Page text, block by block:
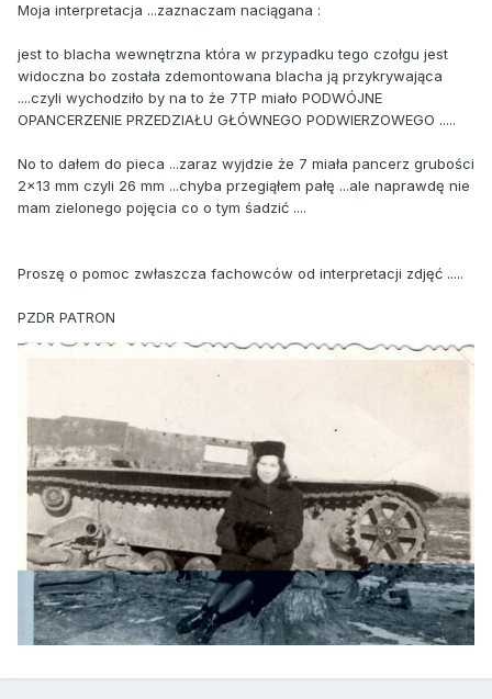
Moja interpretacja ...zaznaczam naciągana :
jest to blacha wewnętrzna która w przypadku tego czołgu jest
widoczna bo została zdemontowana blacha ją przykrywająca
....czyli wychodziło by na to że 7TP miało PODWÓJNE
OPANCERZENIE PRZEDZIAŁU GŁÓWNEGO PODWIERZOWEGO .....
No to dałem do pieca ...zaraz wyjdzie że 7 miała pancerz grubości
2x13 mm czyli 26 mm ...chyba przegiąłem pałę ...ale naprawdę nie
mam zielonego pojęcia co o tym śadzić ....
Proszę o pomoc zwłaszcza fachowców od interpretacji zdjęć .....
PZDR PATRON